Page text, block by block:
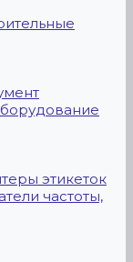
этикеток
частоты,